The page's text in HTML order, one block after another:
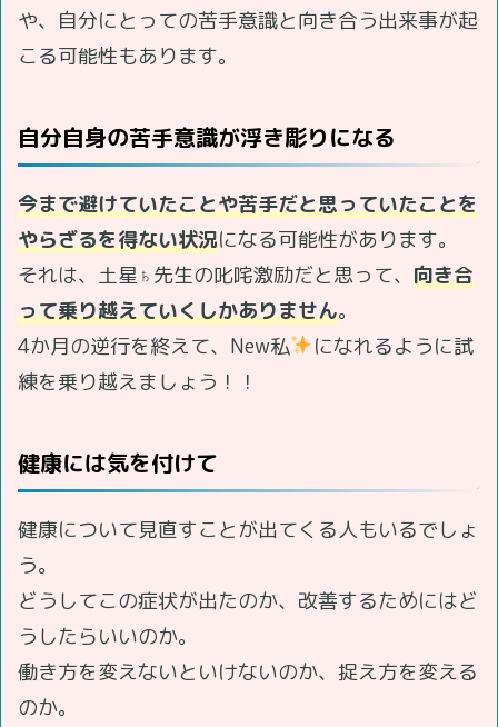
や、自分にとっての苦手意識と向き合う出来事が起
こる可能性もあります。
自分自身の苦手意識が浮き彫りになる
今まで避けていたことや苦手だと思っていたことを
やらざるを得ない状況になる可能性があります。
それは、土星♄先生の叱咤激励だと思って、 向き合
って乗り越えていくしかありません。
4か月の逆行を終えて、New私
になれるように試
練を乗り越えましょう！！
健康には気を付けて
健康について見直すことが出てくる人もいるでしょ
う。
どうしてこの症状が出たのか、改善するためにはど
うしたらいいのか。
働き方を変えないといけないのか、捉え方を変える
のか。